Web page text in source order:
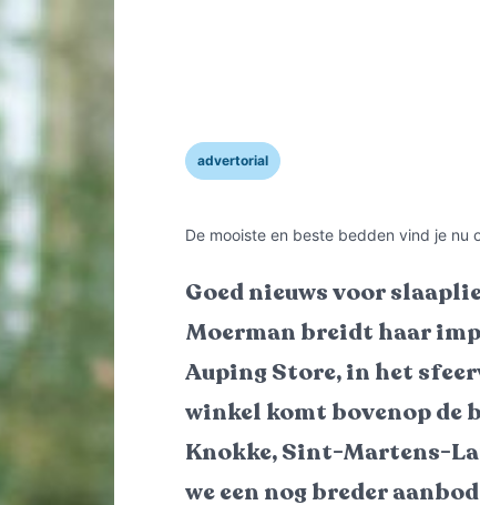
advertorial
De mooiste en beste bedden vind je nu
Goed nieuws voor
Moerman breidt haar
Auping Store, in het
winkel komt bovenop de
Knokke, Sint-Martens-
we een nog breder